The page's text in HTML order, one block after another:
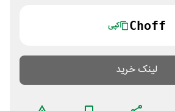
Choff کپی
لینک خرید